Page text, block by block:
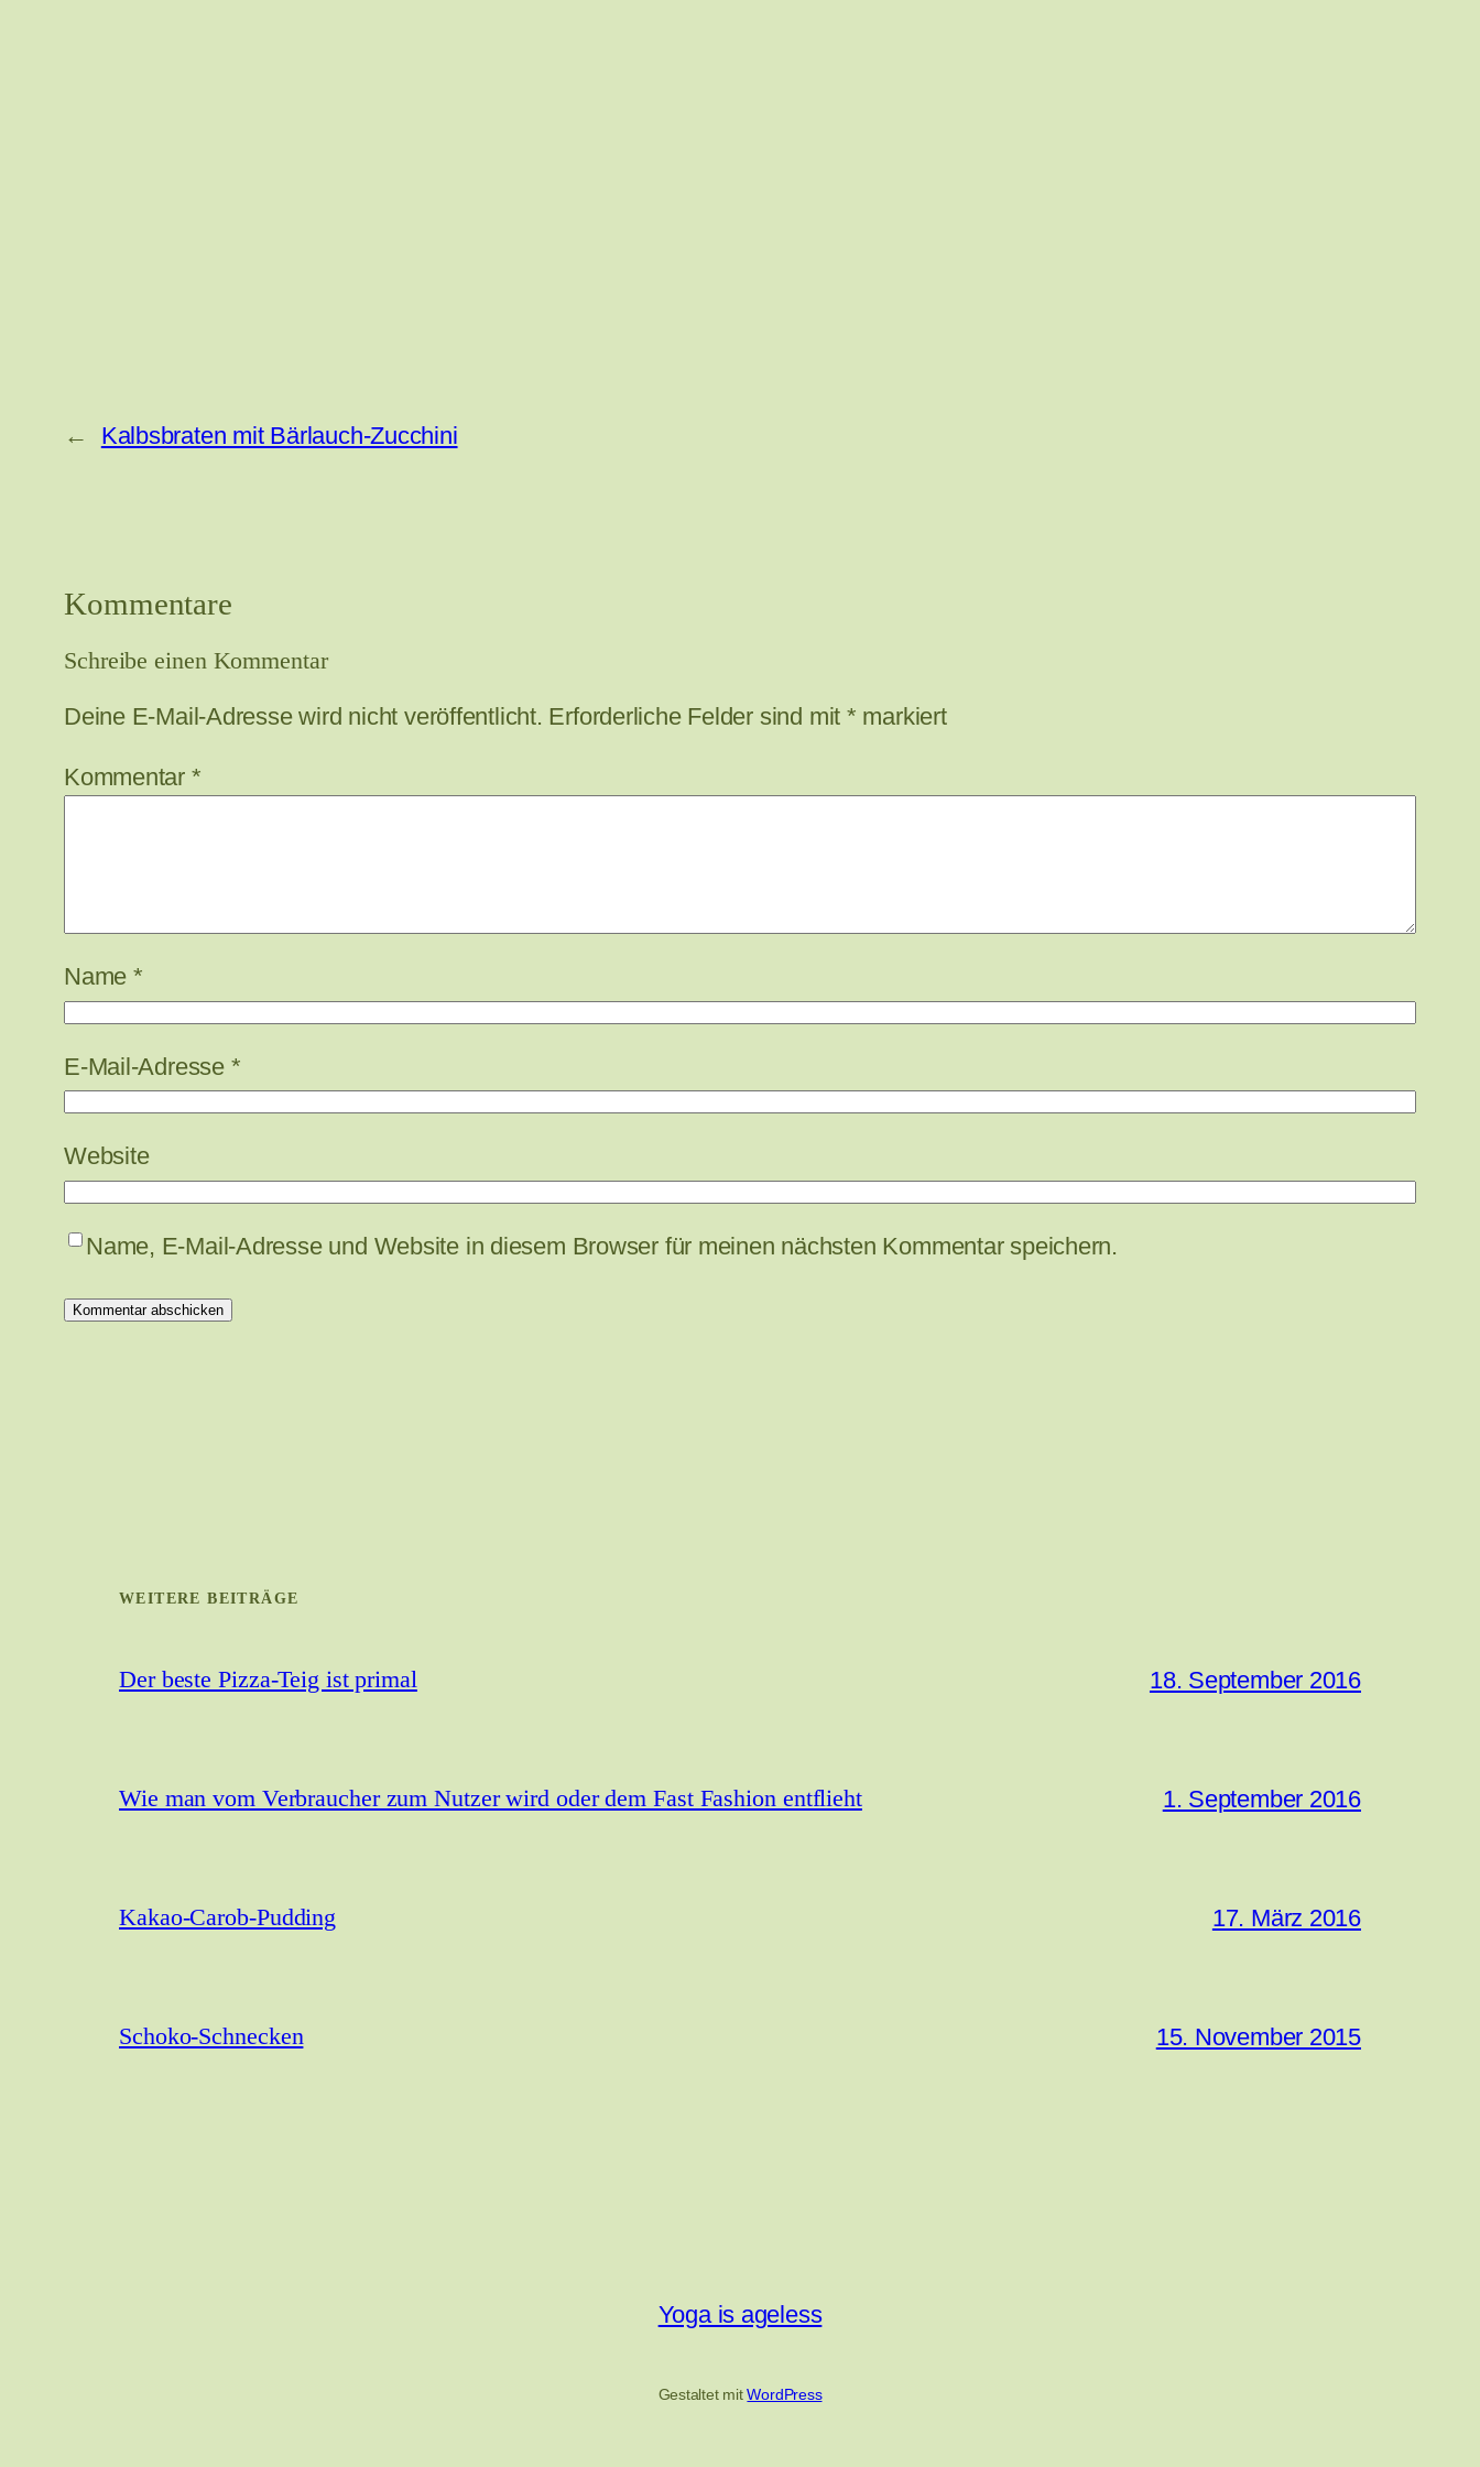
← Kalbsbraten mit Bärlauch-Zucchini
Kommentare
Schreibe einen Kommentar
Deine E-Mail-Adresse wird nicht veröffentlicht. Erforderliche Felder sind mit * markiert
Kommentar *
Name *
E-Mail-Adresse *
Website
Name, E-Mail-Adresse und Website in diesem Browser für meinen nächsten Kommentar speichern.
WEITERE BEITRÄGE
Der beste Pizza-Teig ist primal 18. September 2016
Wie man vom Verbraucher zum Nutzer wird oder dem Fast Fashion entflieht 1. September 2016
Kakao-Carob-Pudding 17. März 2016
Schoko-Schnecken 15. November 2015
Yoga is ageless
Gestaltet mitWordPress